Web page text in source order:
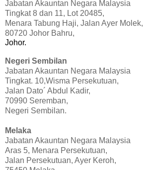
Jabatan Akauntan Negara Malaysia
Tingkat 8 dan 11, Lot 20485,
Menara Tabung Haji, Jalan Ayer Molek,
80720 Johor Bahru,
Johor.
Negeri Sembilan
Jabatan Akauntan Negara Malaysia
Tingkat. 10,Wisma Persekutuan,
Jalan Dato´ Abdul Kadir,
70990 Seremban,
Negeri Sembilan.
Melaka
Jabatan Akauntan Negara Malaysia
Aras 5, Menara Persekutuan,
Jalan Persekutuan, Ayer Keroh,